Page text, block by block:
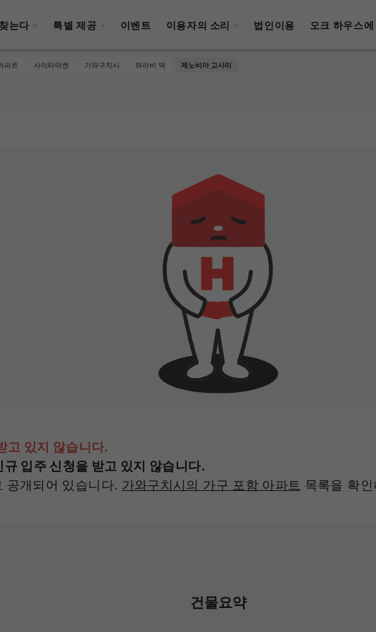
는다 특별 제공 이벤트 이용자의 소리 법인이용 오크 하우스
파트 사이타마켄 가와구치시 와라비 역 제노비아 고사리
고 있지 않습니다.
입주 신청을 받고 있지 않습니다.
공개되어 있습니다. 가와구치시의 가구 포함 아파트 목록을 확
건물요약